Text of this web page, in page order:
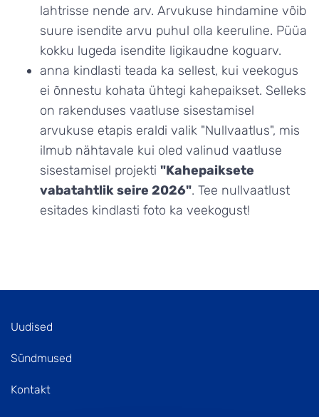
lahtrisse nende arv. Arvukuse hindamine võib
suure isendite arvu puhul olla keeruline. Püüa
kokku lugeda isendite ligikaudne koguarv.
anna kindlasti teada ka sellest, kui veekogus
ei õnnestu kohata ühtegi kahepaikset. Selleks
on rakenduses vaatluse sisestamisel
arvukuse etapis eraldi valik "Nullvaatlus", mis
ilmub nähtavale kui oled valinud vaatluse
sisestamisel projekti "Kahepaiksete
vabatahtlik seire 2026". Tee nullvaatlust
esitades kindlasti foto ka veekogust!
Uudised
Sündmused
Kontakt